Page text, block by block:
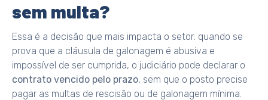
sem multa?
Essa é a decisão que mais impacta o setor: quando se
prova que a cláusula de galonagem é abusiva e
impossível de ser cumprida, o judiciário pode declarar o
contrato vencido pelo prazo, sem que o posto precise
pagar as multas de rescisão ou de galonagem mínima.